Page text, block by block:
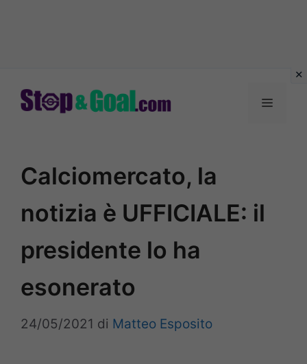
Menu
Calciomercato, la
notizia è UFFICIALE: il
presidente lo ha
esonerato
24/05/2021 di Matteo Esposito